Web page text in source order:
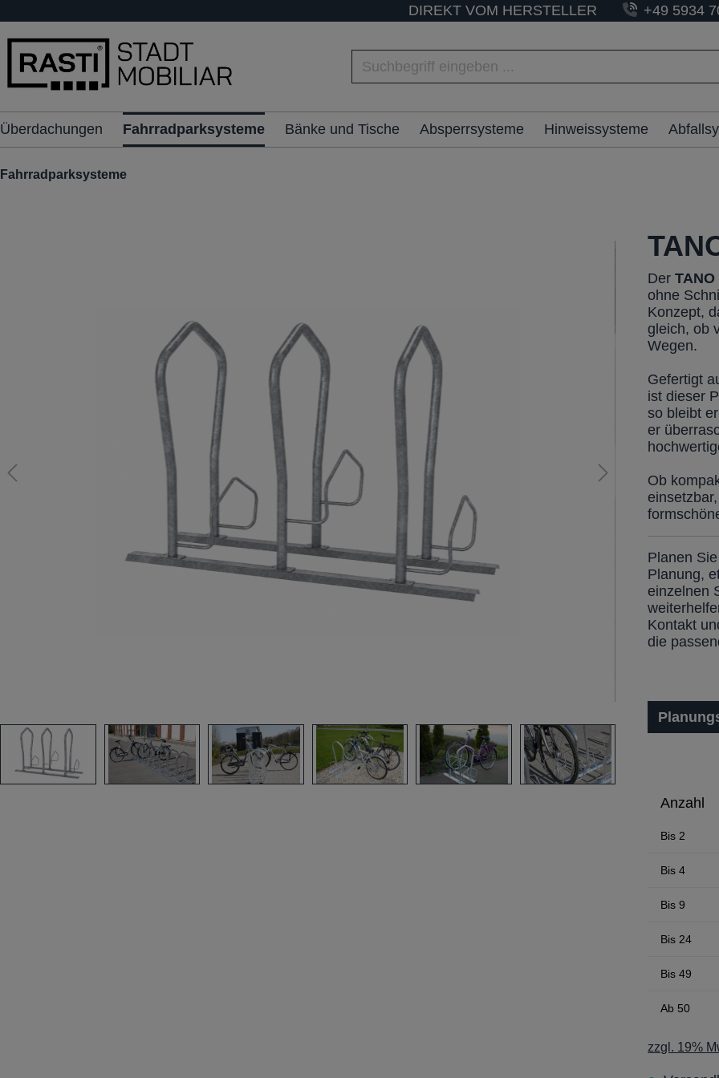
springen
DIREKT VOM HERSTELLER +49 5934
Überdachungen Fahrradparksysteme Bänke und Tische Absperrsysteme Hinweissysteme
Fahrradparksysteme
DerTANO
ohne
Konzept,
gleich, ob
Wegen.
Gefertigt
ist dieser
so bleibt
er
Ob
Planen
Planung,
einzelnen
Kontakt
die
Anzahl
Bis2
Bis4
Bis9
Bis24
Bis49
Ab 50
zzgl. 19%